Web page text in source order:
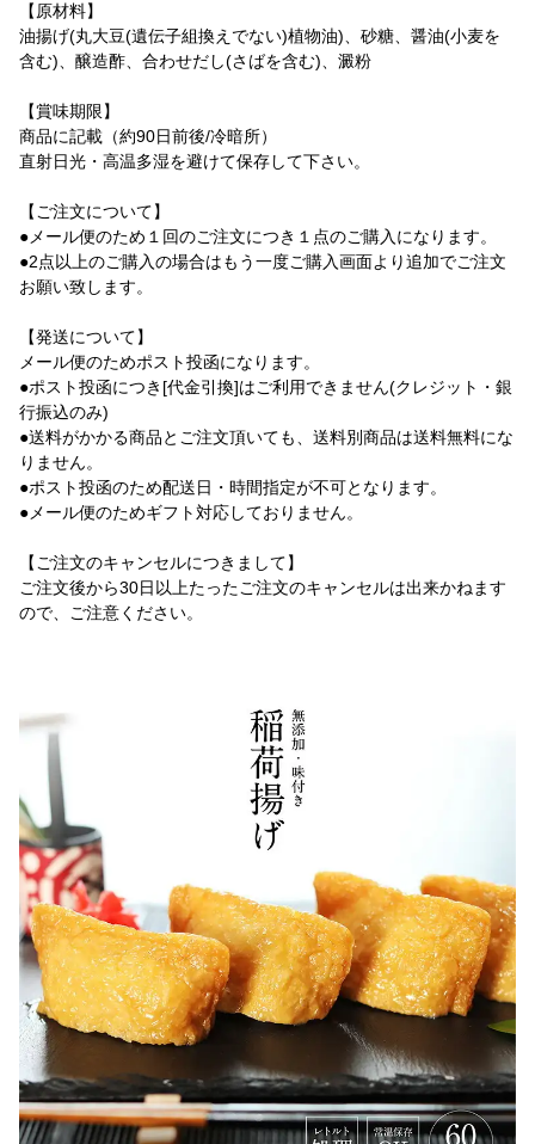
【原材料】
油揚げ(丸大豆(遺伝子組換えでない)植物油)、砂糖、醤油(小麦を
含む)、醸造酢、合わせだし(さばを含む)、澱粉
【賞味期限】
商品に記載（約90日前後/冷暗所）
直射日光・高温多湿を避けて保存して下さい。
【ご注文について】
●メール便のため１回のご注文につき１点のご購入になります。
●2点以上のご購入の場合はもう一度ご購入画面より追加でご注文
お願い致します。
【発送について】
メール便のためポスト投函になります。
●ポスト投函につき[代金引換]はご利用できません(クレジット・銀
行振込のみ)
●送料がかかる商品とご注文頂いても、送料別商品は送料無料にな
りません。
●ポスト投函のため配送日・時間指定が不可となります。
●メール便のためギフト対応しておりません。
【ご注文のキャンセルにつきまして】
ご注文後から30日以上たったご注文のキャンセルは出来かねます
ので、ご注意ください。